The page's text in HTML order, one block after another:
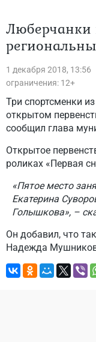
Люберчанки
1 декабря 2018, 13:56
ограничения: 12+
Три спортсменки
открытом
сообщил глава
Открытое
роликах «Первая
«Пятое место
Екатерина
Голышкова», –
Он добавил, что
Надежда